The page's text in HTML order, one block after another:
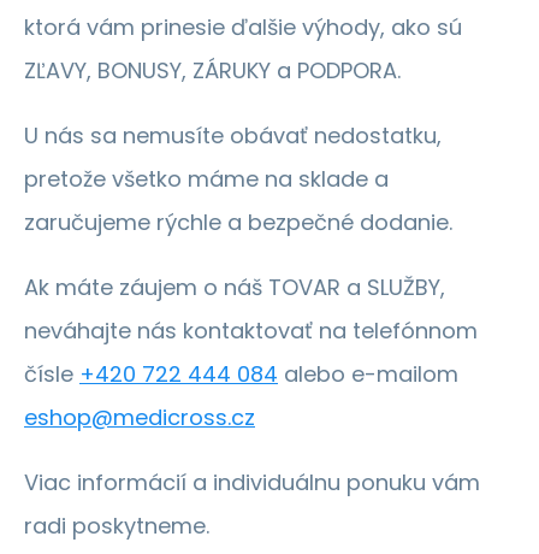
ktorá vám prinesie ďalšie výhody, ako sú
ZĽAVY, BONUSY, ZÁRUKY a PODPORA.
U nás sa nemusíte obávať nedostatku,
pretože všetko máme na sklade a
zaručujeme rýchle a bezpečné dodanie.
Ak máte záujem o náš TOVAR a SLUŽBY,
neváhajte nás kontaktovať na telefónnom
čísle +420 722 444 084 alebo e-mailom
eshop@medicross.cz
Viac informácií a individuálnu ponuku vám
radi poskytneme.